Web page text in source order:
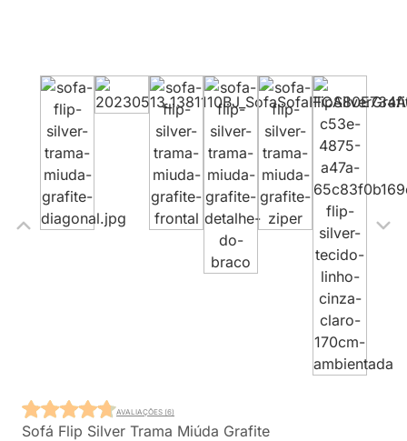
Sofá Flip Silver Trama Miúda Grafite
AVALIAÇÕES (6)